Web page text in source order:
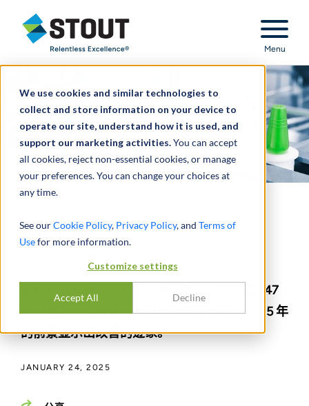
We use cookies and similar technologies to
collect and store information on your device to
operate our site, understand how it is used, and
support our marketing activities.You can accept
all cookies, reject non-essential cookies, or manage
your preferences. You can change your choices at
any time.
See ourCookie Policy, Privacy Policy, and Terms of
Usefor more information.
Customize settings
Accept All Decline
Stout Relentless Excellence
Menu
塑料行业
塑料行业并购在 2024 年保持稳定，共达成 347
笔交易，在宏观经济逆风中表现出韧性。2025 年
的前景显示出改善的迹象。
JANUARY 24, 2025